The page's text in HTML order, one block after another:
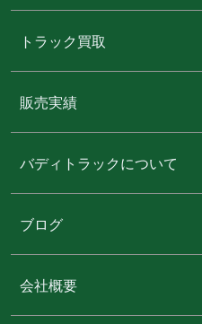
トラック買取
販売実績
バディトラックについて
ブログ
会社概要